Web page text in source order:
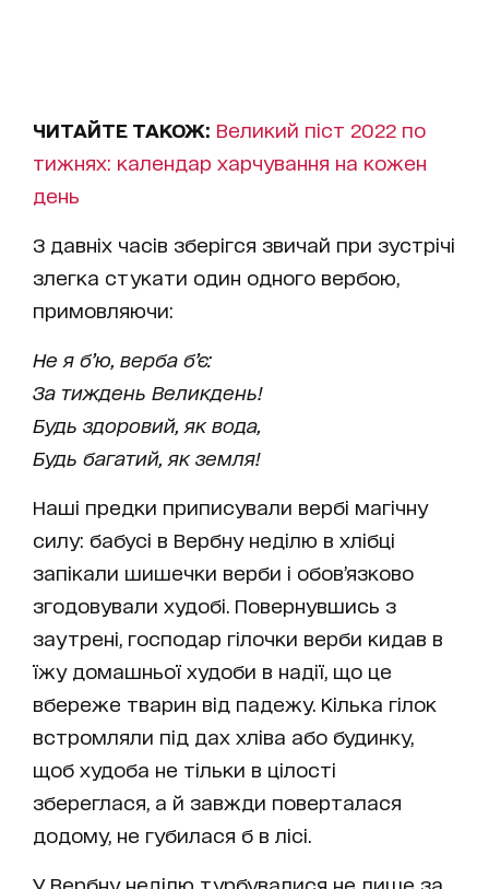
ЧИТАЙТЕ ТАКОЖ: Великий піст 2022 по
тижнях: календар харчування на кожен
день
З давніх часів зберігся звичай при зустрічі
злегка стукати один одного вербою,
примовляючи:
Не я б’ю, верба б’є:
За тиждень Великдень!
Будь здоровий, як вода,
Будь багатий, як земля!
Наші предки приписували вербі магічну
силу: бабусі в Вербну неділю в хлібці
запікали шишечки верби і обов’язково
згодовували худобі. Повернувшись з
заутрені, господар гілочки верби кидав в
їжу домашньої худоби в надії, що це
вбереже тварин від падежу. Кілька гілок
встромляли під дах хліва або будинку,
щоб худоба не тільки в цілості
збереглася, а й завжди поверталася
додому, не губилася б в лісі.
У Вербну неділю турбувалися не лише за